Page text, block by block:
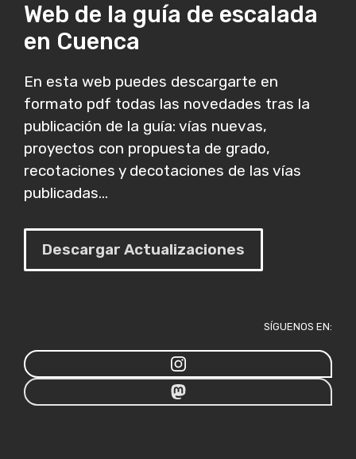
Web de la guía de escalada
en Cuenca
En esta web puedes descargarte en
formato pdf todas las novedades tras la
publicación de la guía: vías nuevas,
proyectos con propuesta de grado,
recotaciones y decotaciones de las vías
publicadas...
Descargar Actualizaciones
SÍGUENOS EN: